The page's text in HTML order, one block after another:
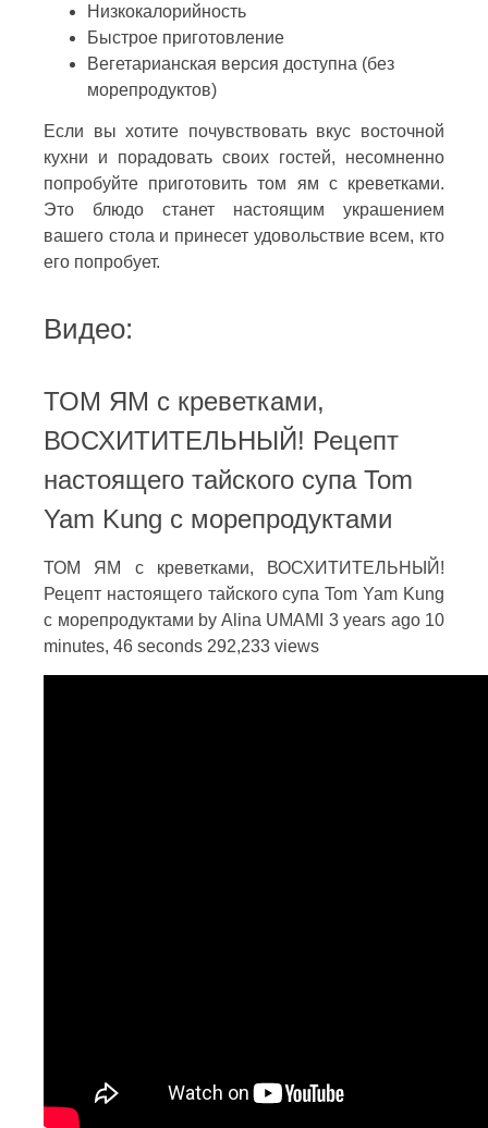
Низкокалорийность
Быстрое приготовление
Вегетарианская версия доступна (без
морепродуктов)
Если вы хотите почувствовать вкус восточной
кухни и порадовать своих гостей, несомненно
попробуйте приготовить том ям с креветками.
Это блюдо станет настоящим украшением
вашего стола и принесет удовольствие всем, кто
его попробует.
Видео:
ТОМ ЯМ с креветками,
ВОСХИТИТЕЛЬНЫЙ! Рецепт
настоящего тайского супа Tom
Yam Kung с морепродуктами
ТОМ ЯМ с креветками, ВОСХИТИТЕЛЬНЫЙ!
Рецепт настоящего тайского супа Tom Yam Kung
с морепродуктами by Alina UMAMI 3 years ago 10
minutes, 46 seconds 292,233 views